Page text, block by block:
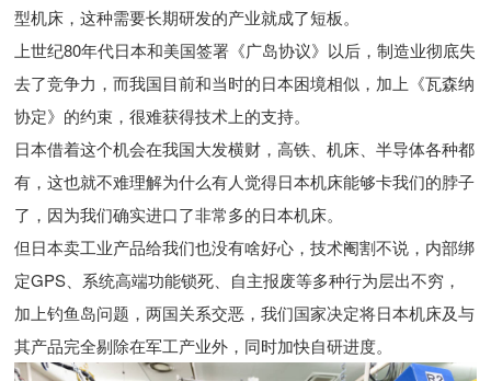
型机床，这种需要长期研发的产业就成了短板。
上世纪80年代日本和美国签署《广岛协议》以后，制造业彻底失
去了竞争力，而我国目前和当时的日本困境相似，加上《瓦森纳
协定》的约束，很难获得技术上的支持。
日本借着这个机会在我国大发横财，高铁、机床、半导体各种都
有，这也就不难理解为什么有人觉得日本机床能够卡我们的脖子
了，因为我们确实进口了非常多的日本机床。
但日本卖工业产品给我们也没有啥好心，技术阉割不说，内部绑
定GPS、系统高端功能锁死、自主报废等多种行为层出不穷，
加上钓鱼岛问题，两国关系交恶，我们国家决定将日本机床及与
其产品完全剔除在军工产业外，同时加快自研进度。